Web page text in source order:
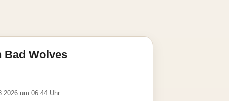
Bad Wolves
um 06:44 Uhr